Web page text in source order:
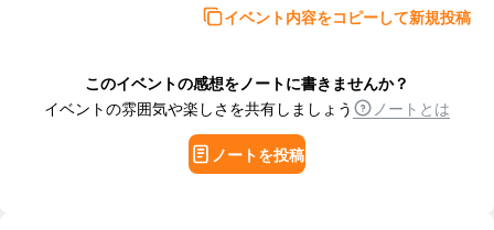
イベント内容をコピーして新規投稿
このイベントの感想をノートに書きませんか？
イベントの雰囲気や楽しさを共有しましょう
ノートとは
ノートを投稿